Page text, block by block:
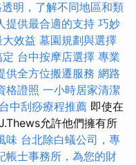
明，了解不同地區和類
提供最合適的支持 巧妙
效益 墓園規劃與選擇
台中按摩店選擇 專業
供全方位搬遷服務 網路
格證照 一小時居家清潔
台中刮痧療程推薦 即使在
允許他們擁有所
味 台北除白蟻公司，專
帳士事務所，為您的財